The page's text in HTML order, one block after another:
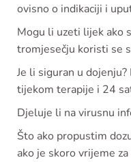
ovisno o indikaciji i
Mogu li uzeti lijek ako
tromjesečju koristi se
Je li siguran u
tijekom terapije i 24
Djeluje li na virusnu
Što ako propustim
ako je skoro vrijeme